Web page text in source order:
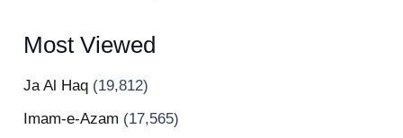
Most Viewed
Ja Al Haq (19,812)
Imam-e-Azam (17,565)